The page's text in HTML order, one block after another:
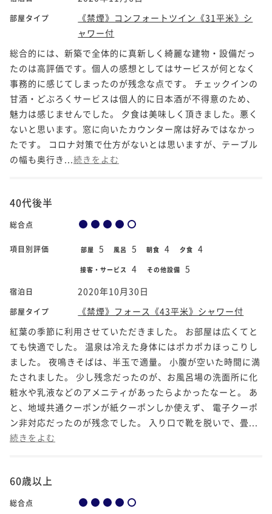
部屋タイプ
《禁煙》コンフォートツイン《31平米》シ
ャワー付
総合的には、新築で全体的に真新しく綺麗な建物・設備だっ
たのは高評価です。個人の感想としてはサービスが何となく
事務的に感じてしまったのが残念な点です。 チェックインの
甘酒・どぶろくサービスは個人的に日本酒が不得意のため、
魅力は感じませんでした。 夕食は美味しく頂きました。悪く
ないと思います。窓に向いたカウンター席は好みではなかっ
たです。 コロナ対策で仕方がないとは思いますが、テーブル
の幅も奥行き... 続きをよむ
40代後半
総合点
項目別評価 部屋 5 風呂 5 朝食 4 夕食 4
接客・サービス 4 その他設備 5
宿泊日 2020年10月30日
部屋タイプ
《禁煙》フォース《43平米》シャワー付
紅葉の季節に利用させていただきました。 お部屋は広くてと
ても快適でした。 温泉は冷えた身体にはポカポカほっこりし
ました。 夜鳴きそばは、半玉で適量。 小腹が空いた時間に満
たされました。 少し残念だったのが、お風呂場の洗面所に化
粧水や乳液などのアメニティがあったらよかったなーと。 あ
と、地域共通クーポンが紙クーポンしか使えず、 電子クーポ
ン非対応だったのが残念でした。 入り口で靴を脱いで、畳...
続きをよむ
60歳以上
総合点